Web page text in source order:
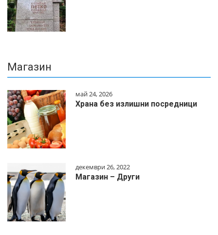
Магазин
май 24, 2026
Храна без излишни посредници
декември 26, 2022
Магазин – Други